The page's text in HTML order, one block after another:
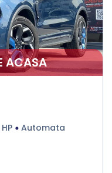
ACASA
Automata